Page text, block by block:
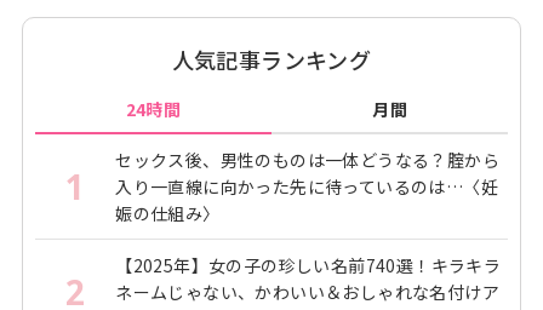
人気記事ランキング
24時間 月間
1
セックス後、男性のものは一体どうなる？腟から
入り一直線に向かった先に待っているのは…〈妊
娠の仕組み〉
2
【2025年】女の子の珍しい名前740選！キラキラ
ネームじゃない、かわいい＆おしゃれな名付けア